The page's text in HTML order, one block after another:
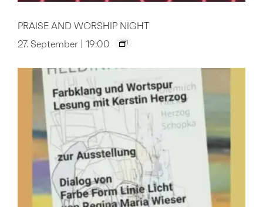
PRAISE AND WORSHIP NIGHT
27. September | 19:00